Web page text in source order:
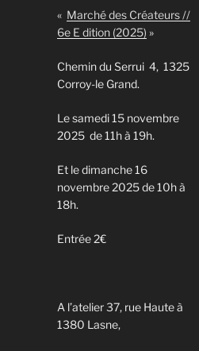
« Marché des Créateurs //
6e E dition (2025) »
Chemin du Serrui 4, 1325
Corroy-le Grand.
Le samedi 15 novembre
2025 de 11h à 19h.
Et le dimanche 16
novembre 2025 de 10h à
18h.
Entrée 2€
A l’atelier 37, rue Haute à
1380 Lasne,